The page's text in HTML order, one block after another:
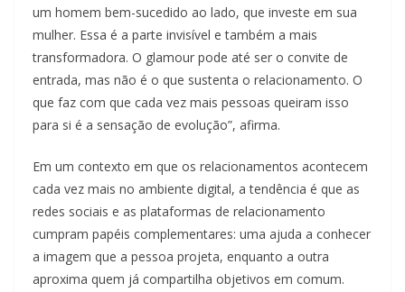
um homem bem-sucedido ao lado, que investe em sua
mulher. Essa é a parte invisível e também a mais
transformadora. O glamour pode até ser o convite de
entrada, mas não é o que sustenta o relacionamento. O
que faz com que cada vez mais pessoas queiram isso
para si é a sensação de evolução”, afirma.
Em um contexto em que os relacionamentos acontecem
cada vez mais no ambiente digital, a tendência é que as
redes sociais e as plataformas de relacionamento
cumpram papéis complementares: uma ajuda a conhecer
a imagem que a pessoa projeta, enquanto a outra
aproxima quem já compartilha objetivos em comum.